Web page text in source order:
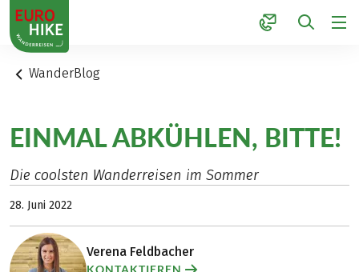
1
WanderBlog
EINMAL ABKÜHLEN, BITTE!
Die coolsten Wanderreisen im Sommer
28. Juni 2022
Verena Feldbacher
KONTAKTIEREN